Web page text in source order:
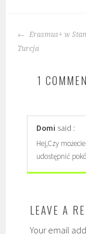
POST
NAVIGATION
Erasmus+ w
Turcja
1
Domi said :
Hej,Czy
udostępnić
LEAVE A
Your email